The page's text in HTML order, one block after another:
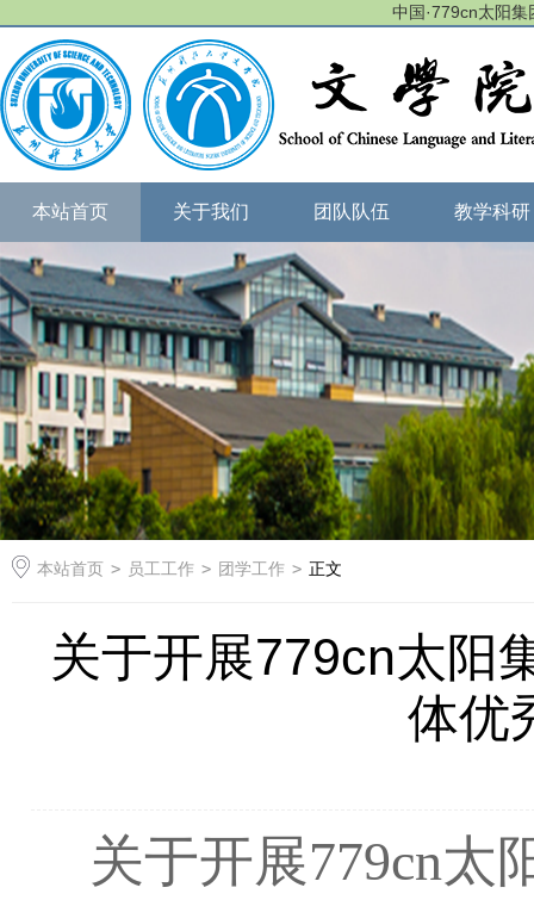
中国·779cn太阳
本站首页 关于我们 团队队伍 教学科研
本站首页 > 员工工作 > 团学工作 > 正文
关于开展779cn太阳
体优
关于开展779cn太